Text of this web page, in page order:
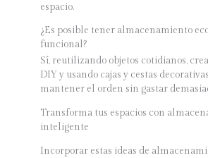
espacio.
¿Es posible tener almacenamiento
funcional?
Sí, reutilizando objetos cotidianos,
DIY y usando cajas y cestas
mantener el orden sin gastar
Transforma tus espacios con
inteligente
Incorporar estas ideas de